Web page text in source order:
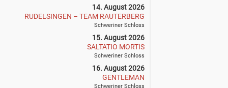
14. August 2026
RUDELSINGEN – TEAM RAUTERBERG
Schweriner Schloss
15. August 2026
SALTATIO MORTIS
Schweriner Schloss
16. August 2026
GENTLEMAN
Schweriner Schloss